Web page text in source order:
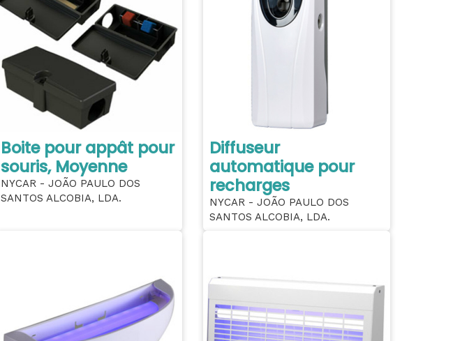
Boite pour appât pour
souris, Moyenne
NYCAR - JOÃO PAULO DOS
SANTOS ALCOBIA, LDA.
Diffuseur
automatique pour
recharges
NYCAR - JOÃO PAULO DOS
SANTOS ALCOBIA, LDA.